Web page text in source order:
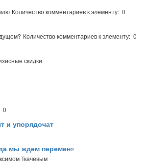
Количество комментариев к элементу: 0
Количество комментариев к элементу: 0
скидки
0
и упорядочат
мы ждем перемен»
Ткачевым